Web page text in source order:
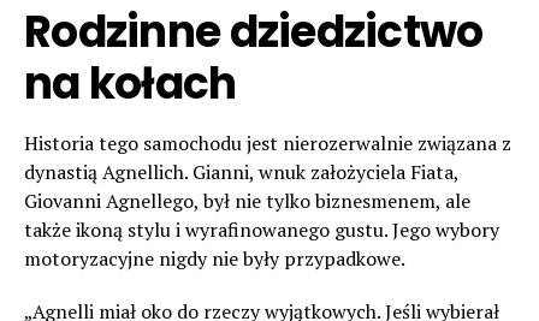
Rodzinne dziedzictwo
na kołach
Historia tego samochodu jest nierozerwalnie związana z
dynastią Agnellich. Gianni, wnuk założyciela Fiata,
Giovanni Agnellego, był nie tylko biznesmenem, ale
także ikoną stylu i wyrafinowanego gustu. Jego wybory
motoryzacyjne nigdy nie były przypadkowe.
„Agnelli miał oko do rzeczy wyjątkowych. Jeśli wybierał